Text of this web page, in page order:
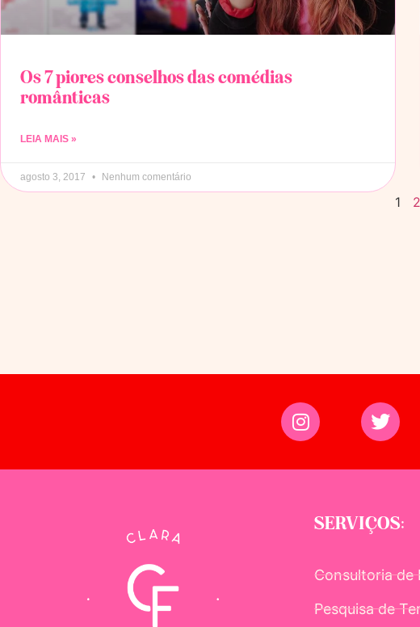
Os 7 piores conselhos das comédias
românticas
LEIA MAIS »
agosto 3, 2017 Nenhum comentário
1 2
SERVIÇOS:
Consultoria de
Pesquisa de